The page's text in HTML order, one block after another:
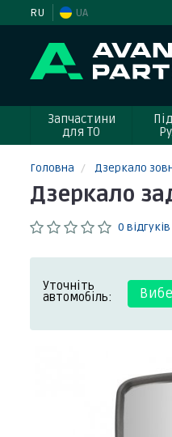
RU UA
Запчастини
для ТО
Головна Дзеркало
Дзеркало
0 відгуків
Уточніть
автомобіль: